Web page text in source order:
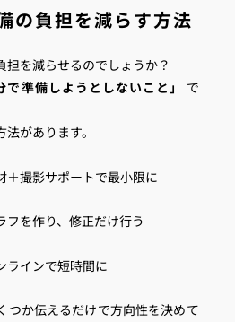
の負担を減らす方法
担を減らせるのでしょうか？
で準備しようとしないこと」
で
があります。
＋撮影サポートで最小限に
フを作り、修正だけ行う
ラインで短時間に
つか伝えるだけで方向性を決めて